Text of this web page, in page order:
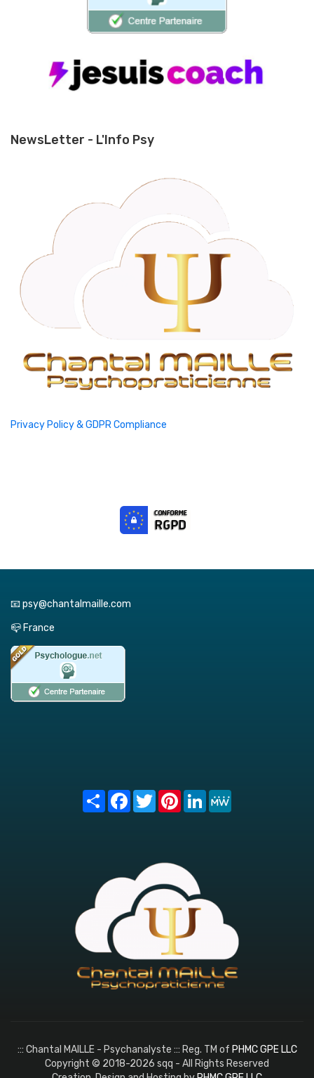
NewsLetter - L'Info Psy
Privacy Policy & GDPR Compliance
📧 psy@chantalmaille.com
📪 France
Share FacebookTwitterPinterest
LinkedIn
::: Chantal MAILLE - Psychanalyste ::: Reg. TM of PHMC GPE LLC
Copyright © 2018-2026 sqq - All Rights Reserved